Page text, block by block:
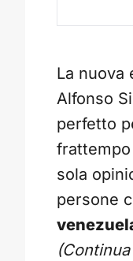
La nuova
Alfonso
perfetto
frattempo
sola
persone